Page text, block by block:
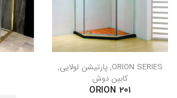
ORION SERIES
,پارتیشن لولایی,
کابین دوش
ORION 201